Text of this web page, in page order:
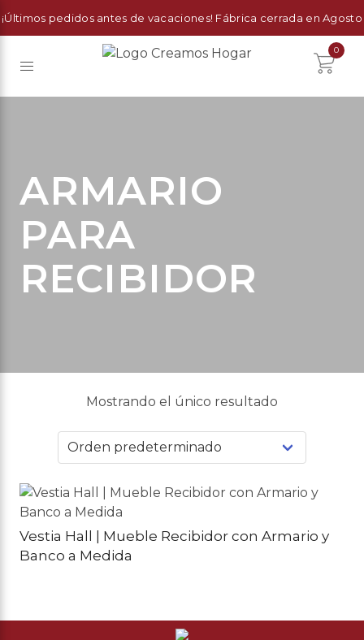
¡Últimos pedidos antes de vacaciones! Fábrica cerrada en Agosto
0
ARMARIO
PARA
RECIBIDOR
Mostrando el único resultado
Vestia Hall | Mueble Recibidor con Armario y
Banco a Medida